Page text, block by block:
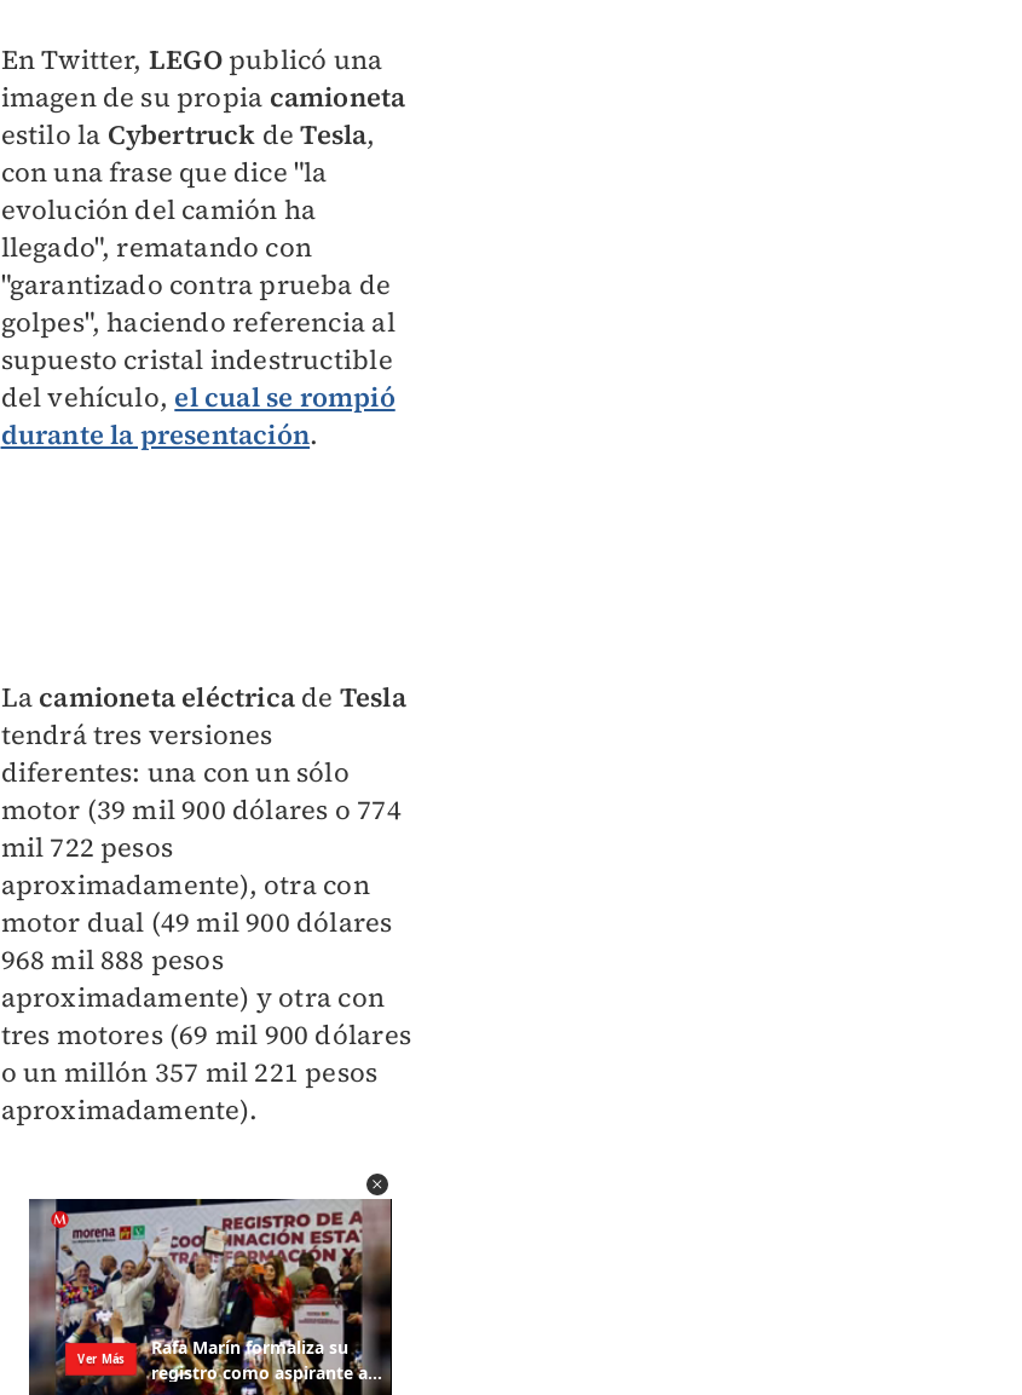
En Twitter, LEGOpublicó una
imagen de su propia camioneta
estilo la Cybertruck deTesla,
con una frase que dice "la
evolución del camión ha
llegado", rematando con
"garantizado contra prueba de
golpes", haciendo referencia al
supuesto cristal indestructible
del vehículo, el cual se rompió
durante la presentación.
La camioneta eléctrica de Tesla
tendrá tres versiones
diferentes: una con un sólo
motor (39 mil 900 dólares o 774
mil 722 pesos
aproximadamente), otra con
motor dual (49 mil 900 dólares
968 mil 888 pesos
aproximadamente) y otra con
tres motores (69 mil 900 dólares
o un millón 357 mil 221 pesos
aproximadamente).